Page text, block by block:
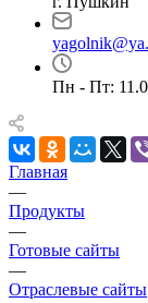
Пн - Пт:
Главная
—
Продукты
—
Готовые сайты
—
Отраслевые сайты